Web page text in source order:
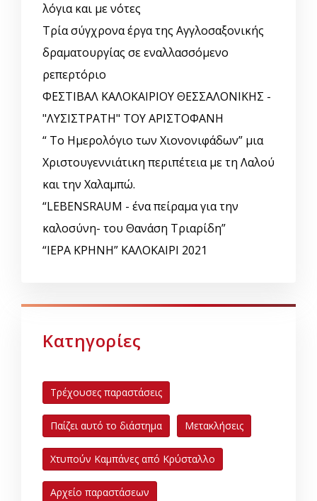
λόγια και με νότες
Τρία σύγχρονα έργα της Αγγλοσαξονικής
δραματουργίας σε εναλλασσόμενο
ρεπερτόριο
ΦΕΣΤΙΒΑΛ ΚΑΛΟΚΑΙΡΙΟΥ ΘΕΣΣΑΛΟΝΙΚΗΣ -
"ΛΥΣΙΣΤΡΑΤΗ" ΤΟΥ ΑΡΙΣΤΟΦΑΝΗ
“ Το Ημερολόγιο των Χιονονιφάδων” μια
Χριστουγεννιάτικη περιπέτεια με τη Λαλού
και την Χαλαμπώ.
“LEBENSRAUM - ένα πείραμα για την
καλοσύνη- του Θανάση Τριαρίδη”
“ΙΕΡΑ ΚΡΗΝΗ” ΚΑΛΟΚΑΙΡΙ 2021
Κατηγορίες
Τρέχουσες παραστάσεις
Παίζει αυτό το διάστημα Μετακλήσεις
Χτυπούν Καμπάνες από Κρύσταλλο
Αρχείο παραστάσεων